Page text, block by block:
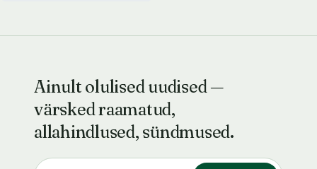
Ainult olulised uudised —
värsked raamatud,
allahindlused, sündmused.